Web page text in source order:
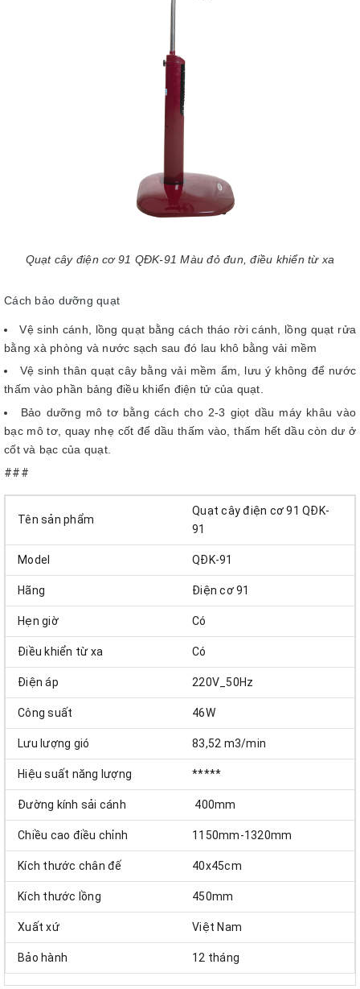
Quạt cây điện cơ 91 QĐK-91 Màu đỏ đun, điều khiển từ xa
Cách bảo dưỡng quạt
Vệ sinh cánh, lồng quạt bằng cách tháo rời cánh, lồng quạt rửa
bằng xà phòng và nước sạch sau đó lau khô bằng vải mềm
Vệ sinh thân quạt cây bằng vải mềm ẩm, lưu ý không để nước
thấm vào phần bảng điều khiển điện tử của quạt.
Bảo dưỡng mô tơ bằng cách cho 2-3 giọt dầu máy khâu vào
bạc mô tơ, quay nhẹ cốt để dầu thấm vào, thấm hết dầu còn dư ở
cốt và bạc của quạt.
###
Tên sản phẩm
Quạt cây điện cơ 91 QĐK-
91
Model QĐK-91
Hãng Điện cơ 91
Hẹn giờ Có
Điều khiển từ xa Có
Điện áp 220V_50Hz
Công suất 46W
Lưu lượng gió 83,52 m3/min
Hiệu suất năng lượng *****
Đường kính sải cánh 400mm
Chiều cao điều chỉnh 1150mm-1320mm
Kích thước chân đế 40x45cm
Kích thước lồng 450mm
Xuất xứ Việt Nam
Bảo hành 12 tháng